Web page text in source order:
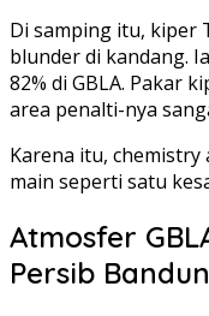
Di samping itu, kiper
blunder di kandang.
82% di GBLA. Pakar
area penalti-nya
Karena itu,
main seperti satu
Atmosfer
Persib